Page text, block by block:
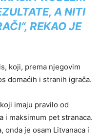
A NITI
REKAO JE
, koji, prema njegovim
domaćih i stranih igrača.
imaju pravilo od
i maksimum pet stranaca.
onda je osam Litvanaca i